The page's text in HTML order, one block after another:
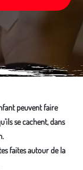
peuvent faire
se cachent, dans
faites autour de la